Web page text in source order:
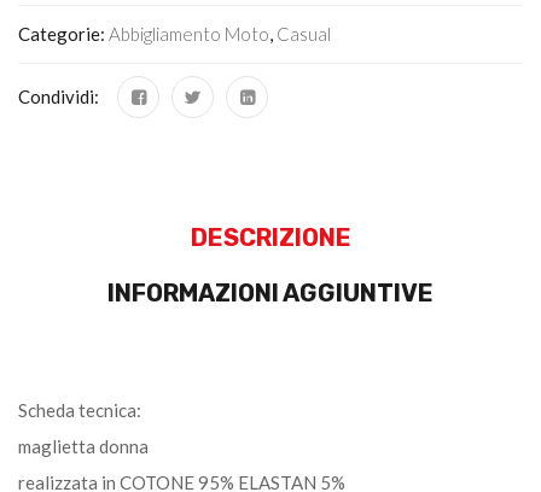
Categorie: Abbigliamento Moto, Casual
Condividi:
DESCRIZIONE
INFORMAZIONI AGGIUNTIVE
Scheda tecnica:
maglietta donna
realizzata in COTONE 95% ELASTAN 5%